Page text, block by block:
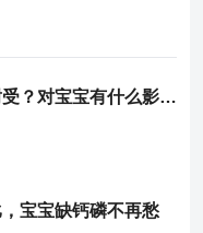
什么是乳糖不耐受？对宝宝有什么影响？
宝宝缺钙磷不再愁